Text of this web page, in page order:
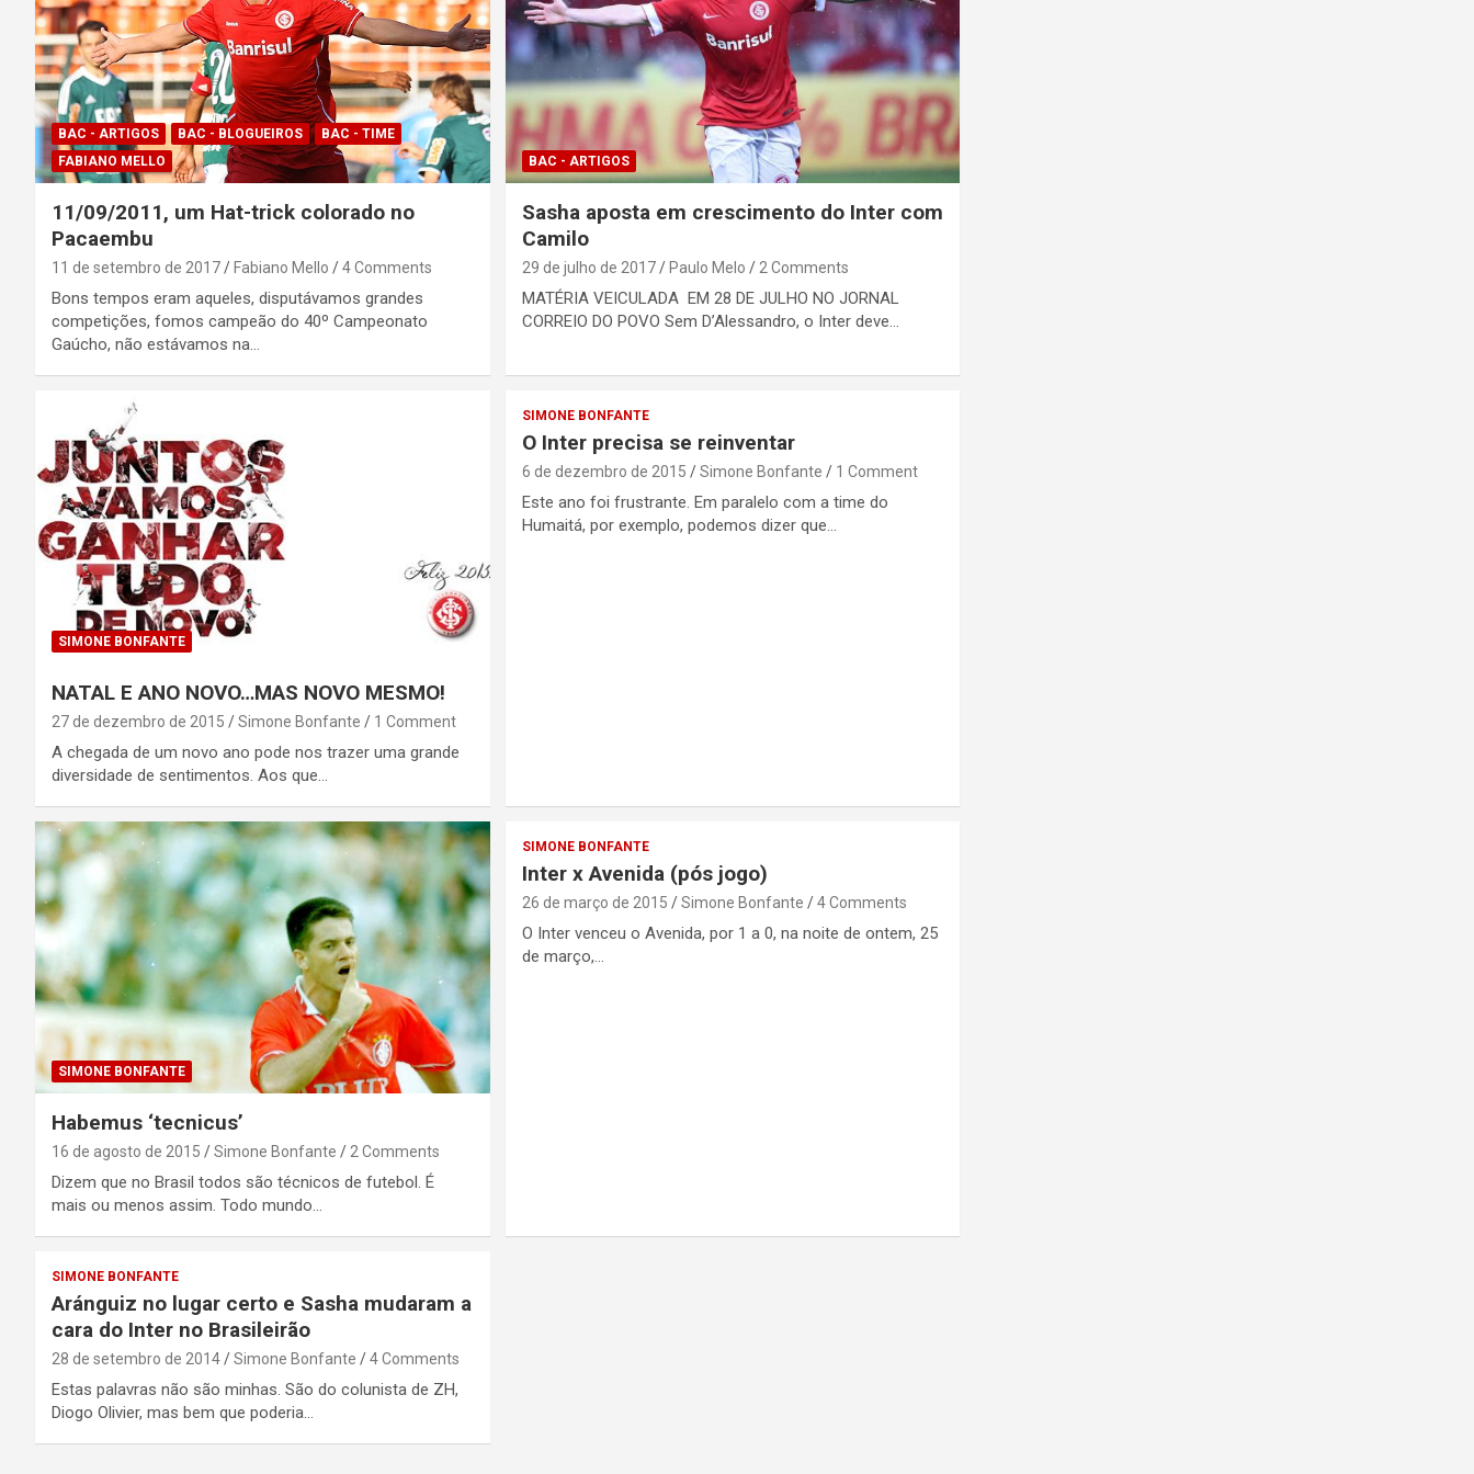
BAC - ARTIGOS BAC - BLOGUEIROS
BAC - TIME
FABIANO MELLO
11/09/2011, um Hat-trick colorado no
Pacaembu
11 de setembro de 2017 Fabiano Mello 4 Comments
Bons tempos eram aqueles, disputávamos grandes
competições, fomos campeão do 40º Campeonato
Gaúcho, não estávamos na…
BAC - ARTIGOS
Sasha aposta em crescimento do Inter com
Camilo
29 de julho de 2017 Paulo Melo 2 Comments
MATÉRIA VEICULADA EM 28 DE JULHO NO JORNAL
CORREIO DO POVO Sem D’Alessandro, o Inter deve…
SIMONE BONFANTE
NATAL E ANO NOVO…MAS NOVO MESMO!
27 de dezembro de 2015 Simone Bonfante 1 Comment
A chegada de um novo ano pode nos trazer uma grande
diversidade de sentimentos. Aos que…
SIMONE BONFANTE
O Inter precisa se reinventar
6 de dezembro de 2015 Simone Bonfante 1 Comment
Este ano foi frustrante. Em paralelo com a time do
Humaitá, por exemplo, podemos dizer que…
SIMONE BONFANTE
Habemus ‘tecnicus’
16 de agosto de 2015 Simone Bonfante 2 Comments
Dizem que no Brasil todos são técnicos de futebol. É
mais ou menos assim. Todo mundo…
SIMONE BONFANTE
Inter x Avenida (pós jogo)
26 de março de 2015 Simone Bonfante 4 Comments
O Inter venceu o Avenida, por 1 a 0, na noite de ontem, 25
de março,…
SIMONE BONFANTE
Aránguiz no lugar certo e Sasha mudaram a
cara do Inter no Brasileirão
28 de setembro de 2014 Simone Bonfante 4 Comments
Estas palavras não são minhas. São do colunista de ZH,
Diogo Olivier, mas bem que poderia…